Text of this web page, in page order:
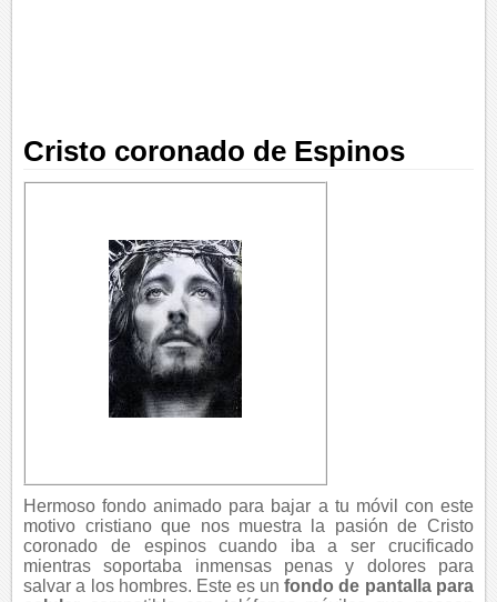
Cristo coronado de Espinos
Hermoso fondo animado para bajar a tu móvil con este
motivo cristiano que nos muestra la pasión de Cristo
coronado de espinos cuando iba a ser crucificado
mientras soportaba inmensas penas y dolores para
salvar a los hombres. Este es unfondo de pantalla para